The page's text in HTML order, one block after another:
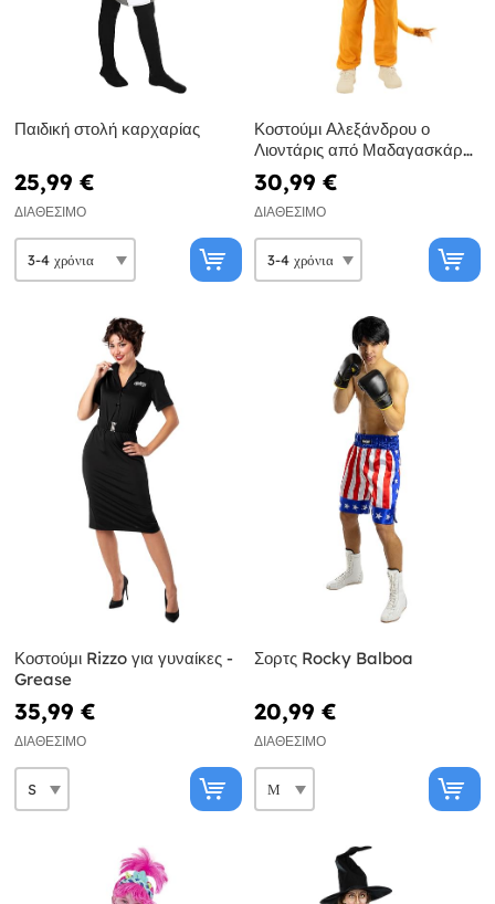
Παιδική στολή καρχαρίας
25,99 €
ΔΙΑΘΈΣΙΜΟ
Κοστούμι Αλεξάνδρου ο
Λιοντάρις από Μαδαγασκάρη
για παιδιά
30,99 €
ΔΙΑΘΈΣΙΜΟ
Κοστούμι Rizzo για γυναίκες -
Grease
35,99 €
ΔΙΑΘΈΣΙΜΟ
Σορτς Rocky Balboa
20,99 €
ΔΙΑΘΈΣΙΜΟ